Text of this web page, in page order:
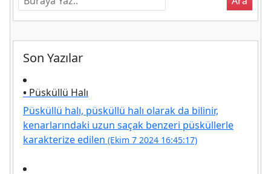
Son Yazılar
• Püsküllü Halı
Püsküllü halı, püsküllü halı olarak da bilinir,
kenarlarındaki uzun saçak benzeri püsküllerle
karakterize edilen (Ekim 7 2024 16:45:17)